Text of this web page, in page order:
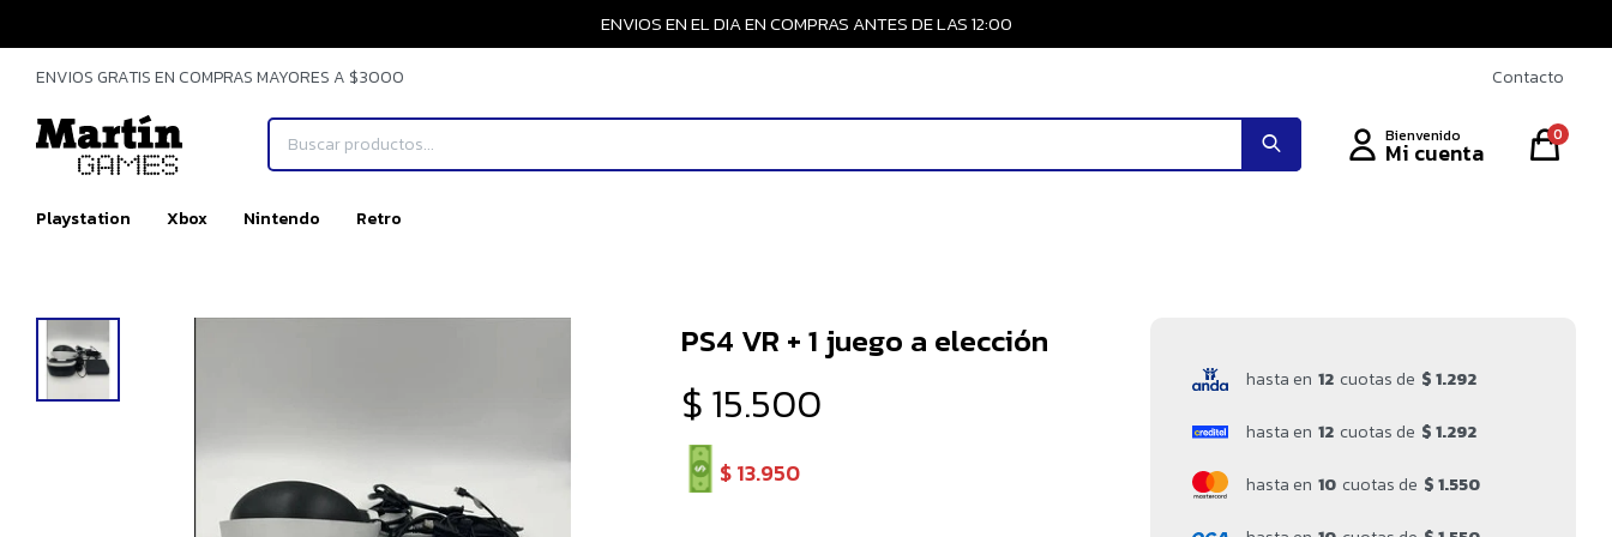
ENVIOS EN EL DIA EN COMPRAS ANTES DE LAS 12:00
Playstation Xbox Nintendo Retro
0
ENVIOS GRATIS EN COMPRAS MAYORES A $3000 Contacto
PS4 VR + 1 juego a elección
$15.500
$13.950
hasta en 12 cuotas de $ 1.292
hasta en 12 cuotas de $ 1.292
hasta en 10 cuotas de $ 1.550